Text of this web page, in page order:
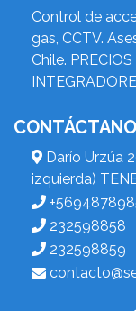
Control de
gas, CCTV.
Chile.
Darío Urzúa
izquierda)
232598858
232598859